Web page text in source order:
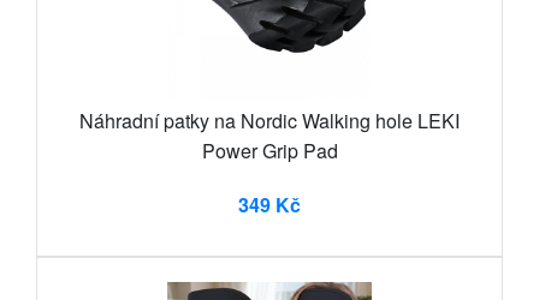
Náhradní patky na Nordic Walking hole LEKI
Power Grip Pad
349 Kč